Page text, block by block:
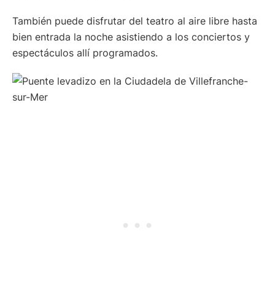
También puede disfrutar del teatro al aire libre hasta
bien entrada la noche asistiendo a los conciertos y
espectáculos allí programados.